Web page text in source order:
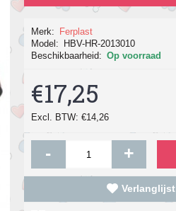
Merk:
Ferplast
Model:
HBV-HR-2013010
Beschikbaarheid: Op voorraad
€17,25
Excl. BTW: €14,26
- +
Verlanglijst